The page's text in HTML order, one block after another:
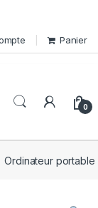
Panier
0
Ordinateur portable